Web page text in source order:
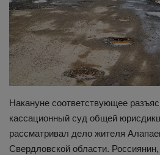
Накануне соответствующее
кассационный суд общей
рассматривал дело жителя
Свердловской области.